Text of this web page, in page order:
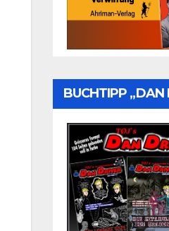
BUCHTIPP „DAN